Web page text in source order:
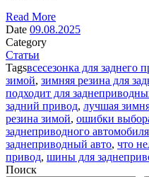
Read More
Date 09.08.2025
Category
Статьи
Tagsвсесезонка для заднего
зимой, зимняя резина для
подходит для
задний привод, лучшая
резина зимой, ошибки
заднеприводного
заднеприводный авто, что
привод, шины для
Поиск